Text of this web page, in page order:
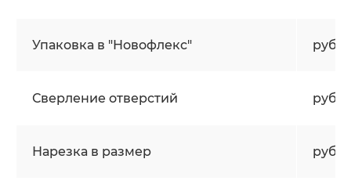
Упаковка в "Новофлекс" руб/м
Сверление отверстий руб/
Нарезка в размер руб/